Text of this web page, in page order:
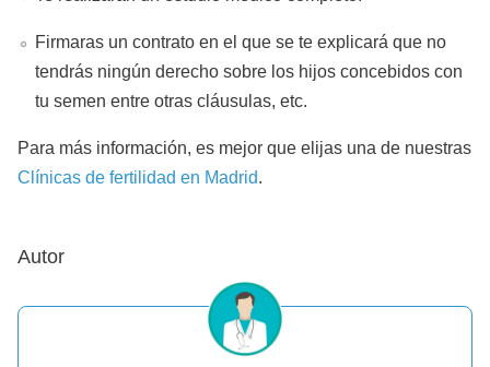
Firmaras un contrato en el que se te explicará que no
tendrás ningún derecho sobre los hijos concebidos con
tu semen entre otras cláusulas, etc.
Para más información, es mejor que elijas una de nuestras
Clínicas de fertilidad en Madrid.
Autor